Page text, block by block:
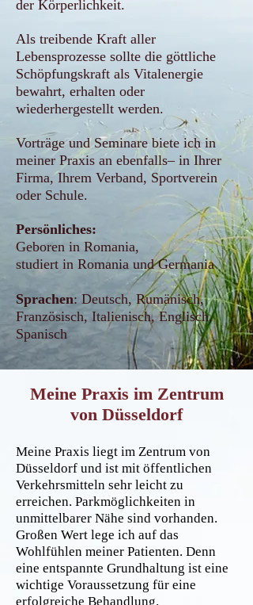
der Körperlichkeit.
Als treibende Kraft aller
Lebensprozesse sollte die göttliche
Schöpfungskraft als Vitalenergie
bewahrt, erhalten oder
wiederhergestellt werden.
Vorträge und Seminare biete ich in
meiner Praxis an ebenfalls– in Ihrer
Firma, Ihrem Verband, Sportverein
oder Schule.
Persönliches:
Geboren in Romania,
studiert in Romania und Germania
Sprachen: Deutsch, Rumänisch,
Französisch, Italienisch, Englisch,
Spanisch
Meine Praxis im Zentrum
von Düsseldorf
Meine Praxis liegt im Zentrum von
Düsseldorf und ist mit öffentlichen
Verkehrsmitteln sehr leicht zu
erreichen. Parkmöglichkeiten in
unmittelbarer Nähe sind vorhanden.
Großen Wert lege ich auf das
Wohlfühlen meiner Patienten. Denn
eine entspannte Grundhaltung ist eine
wichtige Voraussetzung für eine
erfolgreiche Behandlung.